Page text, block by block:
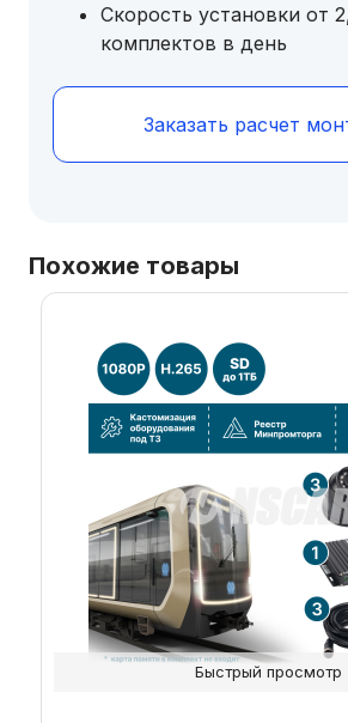
Скорость установки от
комплектов в день
Заказать расчет
Похожие товары
Быстрый просмотр